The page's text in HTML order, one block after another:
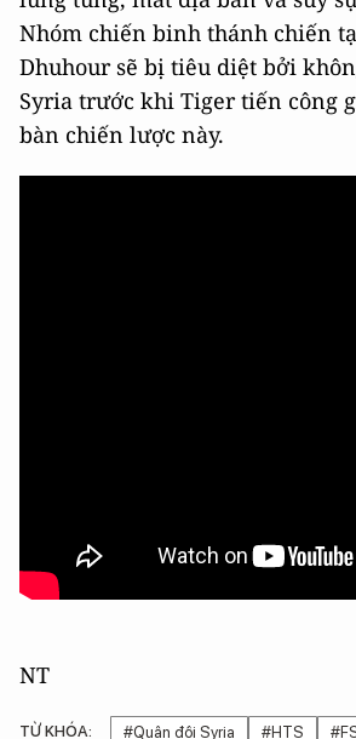
Nhóm chiến binh thánh chiến
Dhuhour sẽ bị tiêu diệt bởi
Syria trước khi Tiger tiến công
bàn chiến lược này.
NT
TỪ KHÓA: #Quân đội Syria #HTS